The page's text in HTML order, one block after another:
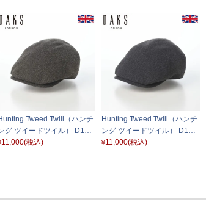
Tweed Twill（ハンチ
グ ツイードツイル） D191
ブラウン
11,000(税込)
Hunting Tweed Twill（ハンチ
ング ツイードツイル） D191
3 チャコール
¥11,000(税込)